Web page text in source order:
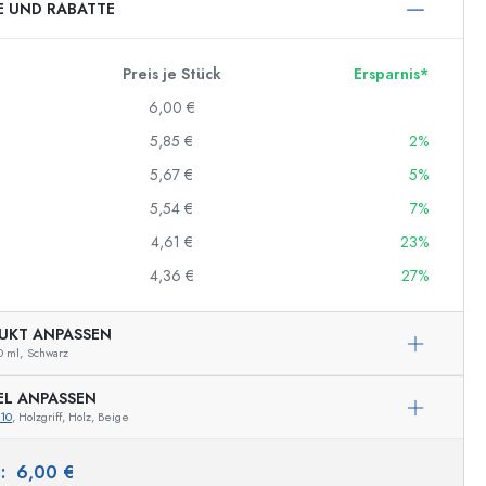
UND RABATTE
Preis je Stück
Ersparnis*
6,00 €
5,85 €
2%
5,67 €
5%
5,54 €
7%
4,61 €
23%
4,36 € 27%
ANPASSEN
ml, Schwarz
ANPASSEN
, Holzgriff, Holz, Beige
6,00 €